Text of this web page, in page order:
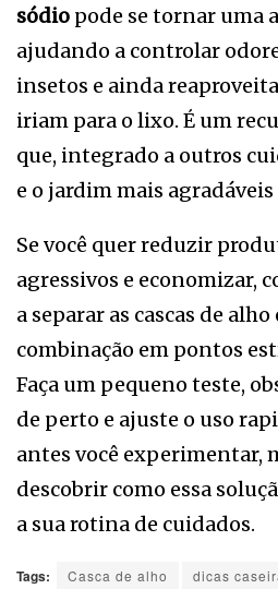
sódio pode se tornar uma
ajudando a controlar
insetos e ainda
iriam para o lixo. É um
que, integrado a outros
e o jardim mais
Se você quer reduzir
agressivos e economizar,
a separar as cascas de alho
combinação em pontos
Faça um pequeno teste,
de perto e ajuste o uso
antes você experimentar,
descobrir como essa
a sua rotina de cuidados.
Tags: Casca de alho dicas